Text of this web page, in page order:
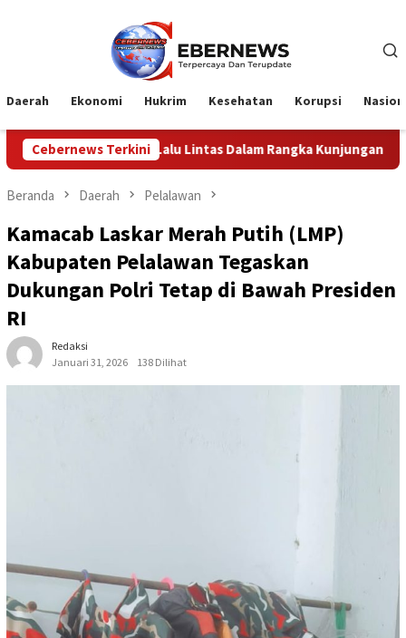
Daerah Ekonomi Hukrim Kesehatan Korupsi
Cebernews Terkini
Lintas Dalam Rangka Kunjungan Menteri Pertahanan RI
Beranda Daerah Pelalawan
Kamacab Laskar Merah Putih (LMP)
Kabupaten Pelalawan Tegaskan
Dukungan Polri Tetap di Bawah Presiden
RI
Redaksi
Januari 31, 2026
138 Dilihat